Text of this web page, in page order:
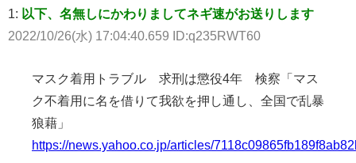
1: 以下、名無しにかわりましてネギ速がお送りします
2022/10/26(水) 17:04:40.659 ID:q235RWT60
マスク着用トラブル 求刑は懲役4年 検察「マス
ク不着用に名を借りて我欲を押し通し、全国で乱暴
狼藉」
https://news.yahoo.co.jp/articles/